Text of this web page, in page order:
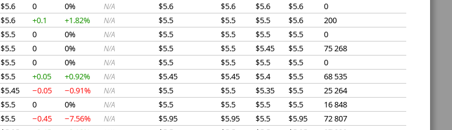
$5.6 0 0% N/A $5.6 $5.6 $5.6 $5.6
0
$5.6 +0.1 +1.82% N/A $5.5 $5.5 $5.5 $5.6
200
$5.5 0 0% N/A $5.5 $5.5 $5.5 $5.5
0
$5.5 0 0% N/A $5.5 $5.5 $5.45 $5.5
75 268
$5.5 0 0% N/A $5.5 $5.5 $5.5 $5.5
0
$5.5 +0.05 +0.92% N/A $5.45 $5.45 $5.4 $5.5
68 535
$5.45 −0.05 −0.91% N/A $5.5 $5.5 $5.35 $5.5
25 264
$5.5 0 0% N/A $5.5 $5.5 $5.5 $5.5
16 848
$5.5 −0.45 −7.56% N/A $5.95 $5.95 $5.5 $5.95
72 807